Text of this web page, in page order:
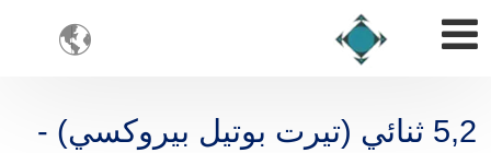

2,
5 ثنائي (تيرت بوتيل بيروكسي) -